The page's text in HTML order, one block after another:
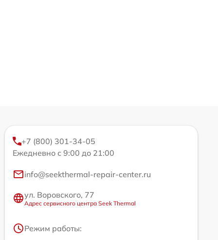
+7 (800) 301-34-05
Ежедневно с 9:00 до 21:00
info@seekthermal-repair-center.ru
ул. Воровского, 77
Адрес сервисного центра Seek Thermal
Режим работы: